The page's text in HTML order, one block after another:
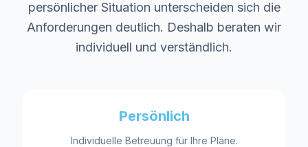
persönlicher Situation unterscheiden sich die
Anforderungen deutlich. Deshalb beraten wir
individuell und verständlich.
Persönlich
Individuelle Betreuung für Ihre Pläne.